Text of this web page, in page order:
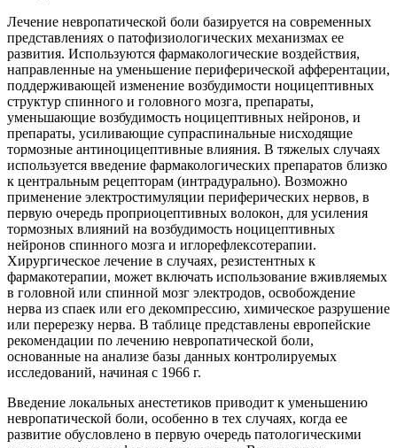
Лечение невропатической боли базируется на современных
представлениях о патофизиологических механизмах ее
развития. Используются фармакологические воздействия,
направленные на уменьшение периферической афферентации,
поддерживающей изменение возбудимости ноцицептивных
структур спинного и головного мозга, препараты,
уменьшающие возбудимость ноцицептивных нейронов, и
препараты, усиливающие супраспинальные нисходящие
тормозные антиноцицептивные влияния. В тяжелых случаях
используется введение фармакологических препаратов близко
к центральным рецепторам (интрадурально). Возможно
применение электростимуляции периферических нервов, в
первую очередь проприоцептивных волокон, для усиления
тормозных влияний на возбудимость ноцицептивных
нейронов спинного мозга и иглорефлексотерапии.
Хирургическое лечение в случаях, резистентных к
фармакотерапии, может включать использование вживляемых
в головной или спинной мозг электродов, освобождение
нерва из спаек или его декомпрессию, химическое разрушение
или перерезку нерва. В таблице представлены европейские
рекомендации по лечению невропатической боли,
основанные на анализе базы данных контролируемых
исследований, начиная с 1966 г.
Введение локальных анестетиков приводит к уменьшению
невропатической боли, особенно в тех случаях, когда ее
развитие обусловлено в первую очередь патологическими